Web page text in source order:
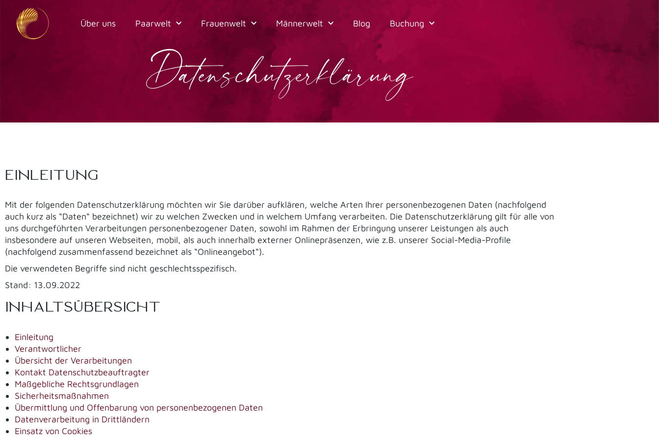
Inhalt
springen
Über uns Paarwelt Frauenwelt Männerwelt Blog Buchung
Datenschutzerklärung
EINLEITUNG
Mit der folgenden Datenschutzerklärung möchten wir Sie darüber aufklären, welche Arten Ihrer personenbezogenen Daten (nachfolgend
auch kurz als “Daten“ bezeichnet) wir zu welchen Zwecken und in welchem Umfang verarbeiten. Die Datenschutzerklärung gilt für alle von
uns durchgeführten Verarbeitungen personenbezogener Daten, sowohl im Rahmen der Erbringung unserer Leistungen als auch
insbesondere auf unseren Webseiten, mobil, als auch innerhalb externer Onlinepräsenzen, wie z.B. unserer Social-Media-Profile
(nachfolgend zusammenfassend bezeichnet als “Onlineangebot“).
Die verwendeten Begriffe sind nicht geschlechtsspezifisch.
Stand: 13.09.2022
INHALTSÜBERSICHT
Einleitung
Verantwortlicher
Übersicht der Verarbeitungen
Kontakt Datenschutzbeauftragter
Maßgebliche Rechtsgrundlagen
Sicherheitsmaßnahmen
Übermittlung und Offenbarung von personenbezogenen Daten
Datenverarbeitung in Drittländern
Einsatz von Cookies